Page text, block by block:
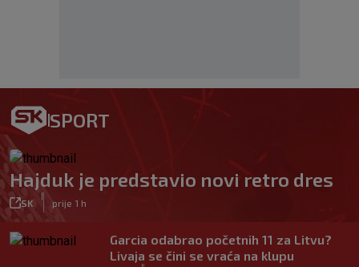
SPORT
Hajduk je predstavio novi retro dres
SK prije 1 h
Garcia odabrao početnih 11 za Litvu?
Livaja se čini se vraća na klupu